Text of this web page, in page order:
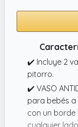
✔️ Incluye 2
pitorro.
✔️ VASO
para bebés a
con un borde
cualquier